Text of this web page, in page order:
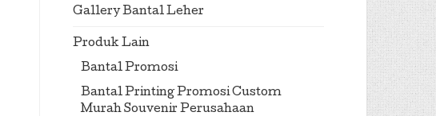
Gallery Bantal Leher
Produk Lain
Bantal Promosi
Bantal Printing Promosi Custom
Murah Souvenir Perusahaan